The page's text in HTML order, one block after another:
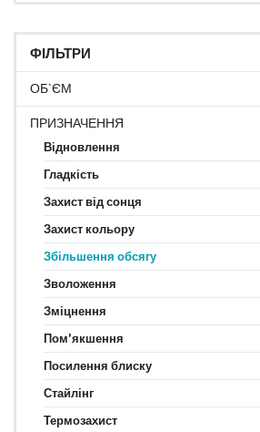
ФІЛЬТРИ
ОБ`ЄМ
ПРИЗНАЧЕННЯ
Відновлення
Гладкість
Захист від сонця
Захист кольору
Збільшення обсягу
Зволоження
Зміцнення
Пом'якшення
Посилення блиску
Стайлінг
Термозахист